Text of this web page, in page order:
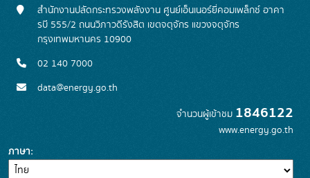
สำนักงานปลัดกระทรวงพลังงาน ศูนย์เอ็นเนอร์ยี่คอมเพล็กซ์ อาคา
รบี 555/2 ถนนวิภาวดีรังสิต เขตจตุจักร แขวงจตุจักร
กรุงเทพมหานคร 10900
02 140 7000
data@energy.go.th
จำนวนผู้เข้าชม 1846122
www.energy.go.th
ภาษา